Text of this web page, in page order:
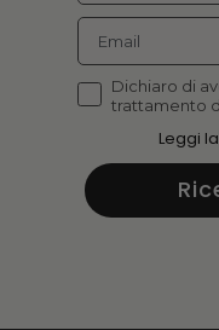
Dichiaro di
trattamento
Leggi